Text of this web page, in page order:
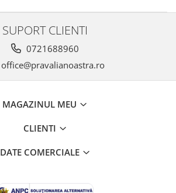
SUPORT CLIENTI
0721688960
office@pravalianoastra.ro
MAGAZINUL MEU
CLIENTI
DATE COMERCIALE